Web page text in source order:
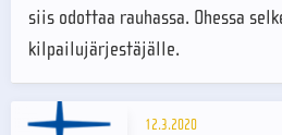
siis odottaa rauhassa. Ohessa
kilpailujärjestäjälle.
12.3.2020